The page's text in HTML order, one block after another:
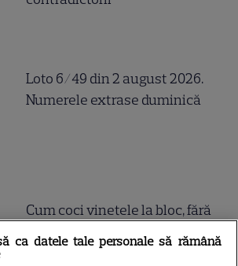
Loto 6/49 din 2 august 2026.
Numerele extrase duminică
Cum coci vinetele la bloc, fără
ca datele tale personale să rămână